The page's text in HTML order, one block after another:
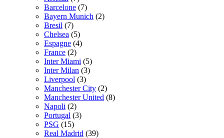
Barcelone (7)
Bayern Munich (2)
Bresil (7)
Chelsea (5)
Espagne (4)
France (2)
Inter Miami (5)
Inter Milan (3)
Liverpool (3)
Manchester City (2)
Manchester United (8)
Napoli (2)
Portugal (3)
PSG (15)
Real Madrid (39)